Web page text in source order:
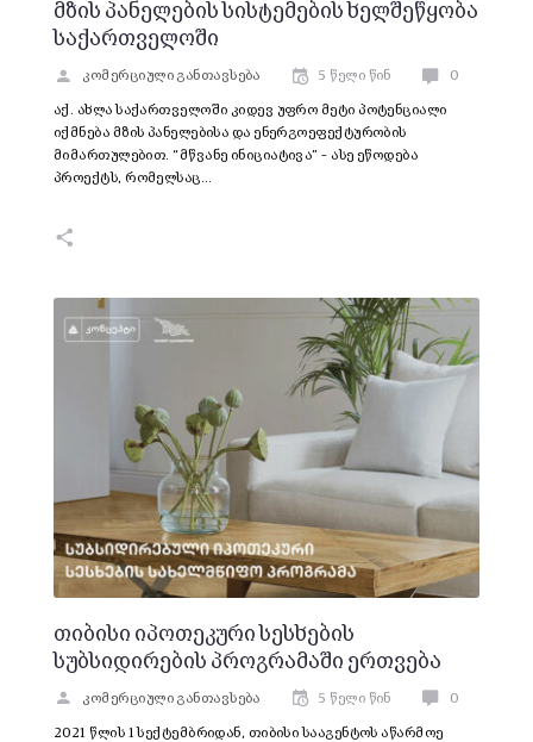
მზის პანელების სისტემების ხელშეწყობა
საქართველოში
კომერციული განთავსება 5 წელი წინ 0
აქ. ახლა საქართველოში კიდევ უფრო მეტი პოტენციალი
იქმნება მზის პანელებისა და ენერგოეფექტურობის
მიმართულებით. “მწვანე ინიციატივა” – ასე ეწოდება
პროექტს, რომელსაც…
თიბისი იპოთეკური სესხების
სუბსიდირების პროგრამაში ერთვება
კომერციული განთავსება 5 წელი წინ 0
2021 წლის 1 სექტემბრიდან, თიბისი სააგენტოს აწარმოე